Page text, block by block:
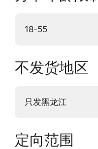
18-55
不发货地区
只发黑龙江
定向范围